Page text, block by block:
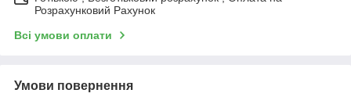
Розрахунковий Рахунок
Всі умови оплати
Умови повернення